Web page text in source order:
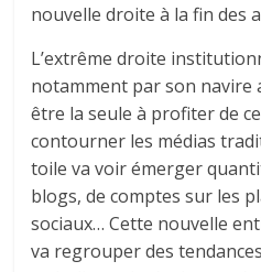
nouvelle droite à la fin des
L’extrême droite
notamment par son navire
être la seule à profiter de
contourner les médias
toile va voir émerger
blogs, de comptes sur les
sociaux… Cette nouvelle
va regrouper des